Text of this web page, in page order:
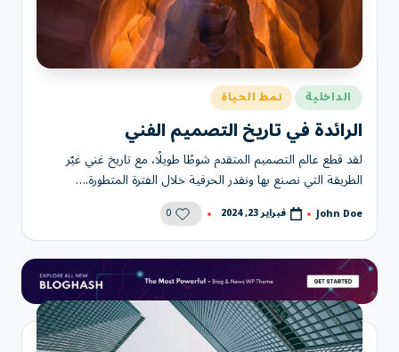
نُشر
في
الداخلية نمط الحياة
الرائدة في تاريخ التصميم الفني
لقد قطع عالم التصميم المتقدم شوطًا طويلًا، مع تاريخ غني غيّر
الطريقة التي نصنع بها ونقدر الحرفية خلال الفترة المتطورة.…
تمّ
بواسطة
John Doe فبراير 23, 2024 0